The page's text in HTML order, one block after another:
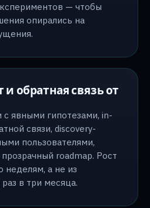
— чтобы
опирались на
обратная связь от
явными гипотезами, in-
связи, discovery-
пользователями,
roadmap. Рост
неделям, а не из
в три месяца.